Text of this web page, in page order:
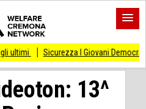
I Giovani Democratici ribattono ai
13^